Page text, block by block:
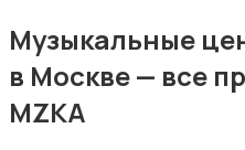
Электронные книги
Музыкальные
в Москве — все
MZKA